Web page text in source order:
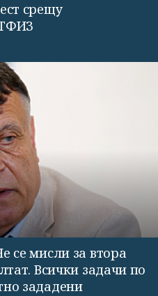
срещу
се мисли за втора
Всички задачи по
зададени